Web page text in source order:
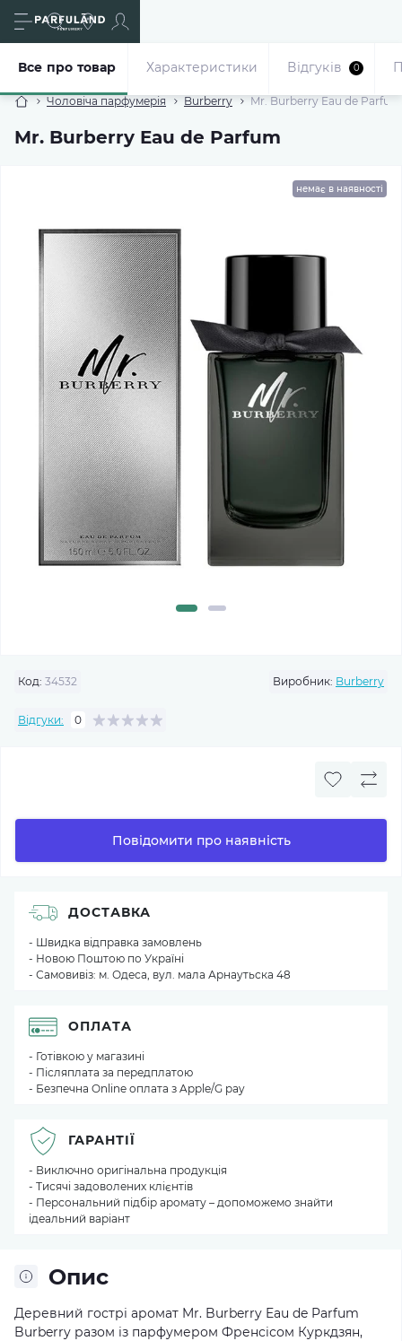
Чоловіча парфумерія Burberry Mr. Burberry Eau de Parfum
Mr. Burberry Eau de Parfum
Все про товар Характеристики Відгуків 0
немає в наявності
Код: 34532 Виробник: Burberry
Відгуки: 0
Повідомити про наявність
Опис
Деревний гострі аромат Mr. Burberry Eau de Parfum
Burberry разом із парфумером Френсісом Куркдзян,
ДОСТАВКА
- Швидка відправка замовлень
- Новою Поштою по Україні
- Самовивіз: м. Одеса, вул. мала Арнаутьска 48
ОПЛАТА
- Готівкою у магазині
- Післяплата за передплатою
- Безпечна Online оплата з Apple/G pay
ГАРАНТІЇ
- Виключно оригінальна продукція
- Тисячі задоволених клієнтів
- Персональний підбір аромату – допоможемо знайти
ідеальний варіант